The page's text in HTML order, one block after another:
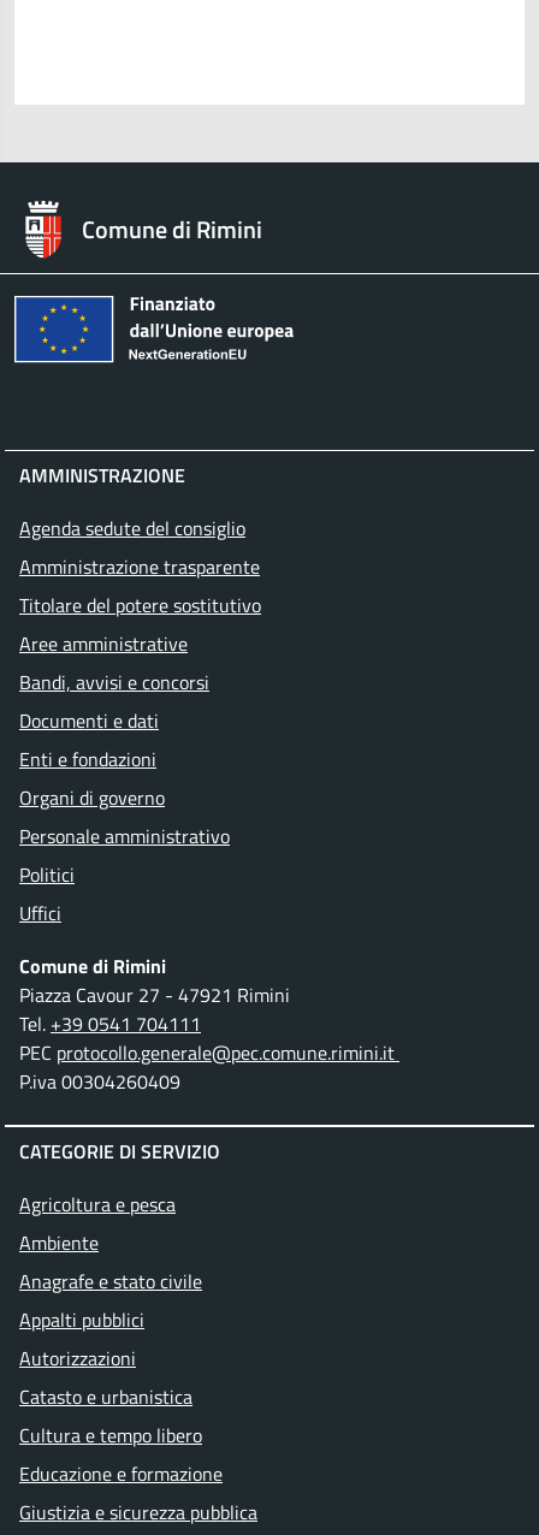
Comune di Rimini
AMMINISTRAZIONE
Agenda sedute del consiglio
Amministrazione trasparente
Titolare del potere sostitutivo
Aree amministrative
Bandi, avvisi e concorsi
Documenti e dati
Enti e fondazioni
Organi di governo
Personale amministrativo
Politici
Uffici
Comune di Rimini
Piazza Cavour 27 - 47921 Rimini
Tel. +39 0541 704111
PEC protocollo.generale@pec.comune.rimini.it
P.iva 00304260409
CATEGORIE DI SERVIZIO
Agricoltura e pesca
Ambiente
Anagrafe e stato civile
Appalti pubblici
Autorizzazioni
Catasto e urbanistica
Cultura e tempo libero
Educazione e formazione
Giustizia e sicurezza pubblica